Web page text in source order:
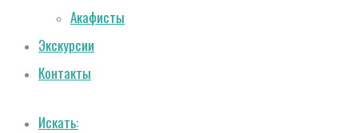
Акафисты
Экскурсии
Контакты
Искать: